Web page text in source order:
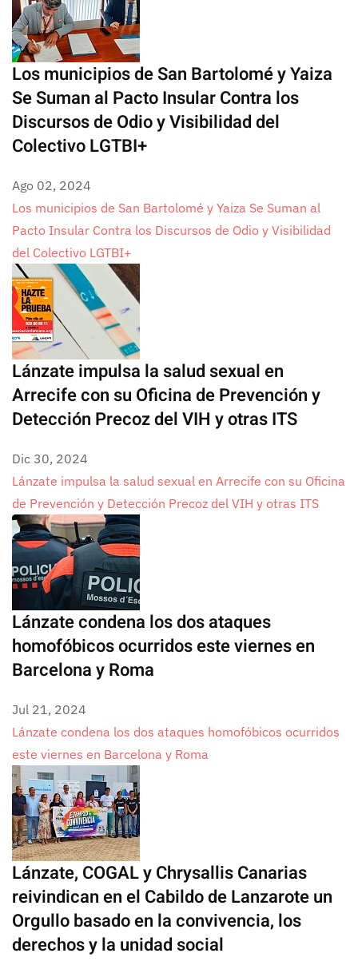
Los municipios de San Bartolomé y Yaiza
Se Suman al Pacto Insular Contra los
Discursos de Odio y Visibilidad del
Colectivo LGTBI+
Ago 02, 2024
Los municipios de San Bartolomé y Yaiza Se Suman al
Pacto Insular Contra los Discursos de Odio y Visibilidad
del Colectivo LGTBI+
Lánzate impulsa la salud sexual en
Arrecife con su Oficina de Prevención y
Detección Precoz del VIH y otras ITS
Dic 30, 2024
Lánzate impulsa la salud sexual en Arrecife con su Oficina
de Prevención y Detección Precoz del VIH y otras ITS
Lánzate condena los dos ataques
homofóbicos ocurridos este viernes en
Barcelona y Roma
Jul 21, 2024
Lánzate condena los dos ataques homofóbicos ocurridos
este viernes en Barcelona y Roma
Lánzate, COGAL y Chrysallis Canarias
reivindican en el Cabildo de Lanzarote un
Orgullo basado en la convivencia, los
derechos y la unidad social